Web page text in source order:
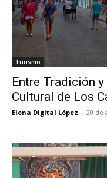
Turismo
Entre Tradición
Cultural de Los
Elena Digital López - 20 de